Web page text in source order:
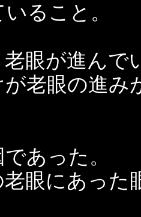
ること。
眼が進ん
老眼の進み
あった。
眼にあった